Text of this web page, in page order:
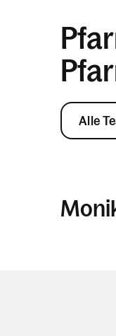
Alle